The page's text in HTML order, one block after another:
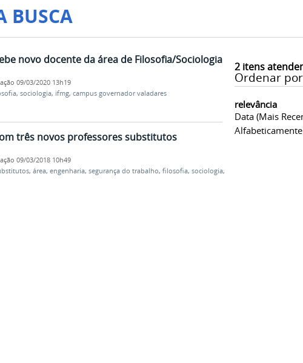
BUSCA
2itens
Ordenar por
relevância
Data (mais
Alfabeticamente
novo docente da área de Filosofia/Sociologia
09/03/2020 13h19
, sociologia, ifmg, campus governador valadares
três novos professores substitutos
09/03/2018 10h49
, área, engenharia, segurança do trabalho, filosofia, sociologia,